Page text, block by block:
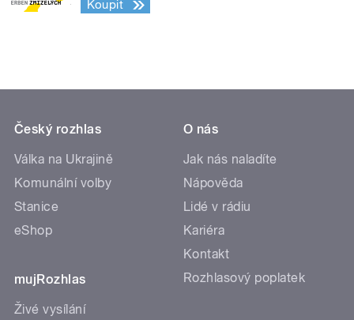
Koupit
Český rozhlas
Válka na Ukrajině
Komunální volby
Stanice
eShop
mujRozhlas
Živé vysílání
O nás
Jak nás naladíte
Nápověda
Lidé v rádiu
Kariéra
Kontakt
Rozhlasový poplatek